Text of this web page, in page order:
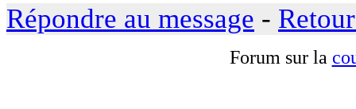
Répondre au message -
Forum sur la